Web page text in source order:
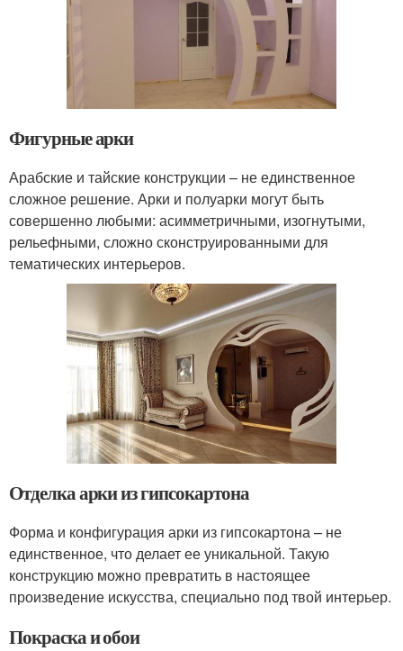
Фигурные арки
Арабские и тайские конструкции – не единственное
сложное решение. Арки и полуарки могут быть
совершенно любыми: асимметричными, изогнутыми,
рельефными, сложно сконструированными для
тематических интерьеров.
Отделка арки из гипсокартона
Форма и конфигурация арки из гипсокартона – не
единственное, что делает ее уникальной. Такую
конструкцию можно превратить в настоящее
произведение искусства, специально под твой интерьер.
Покраска и обои